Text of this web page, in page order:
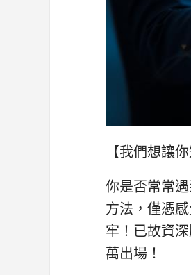
【我們想讓你
你是否常常
方法，僅憑
牢！已故資
萬出場！